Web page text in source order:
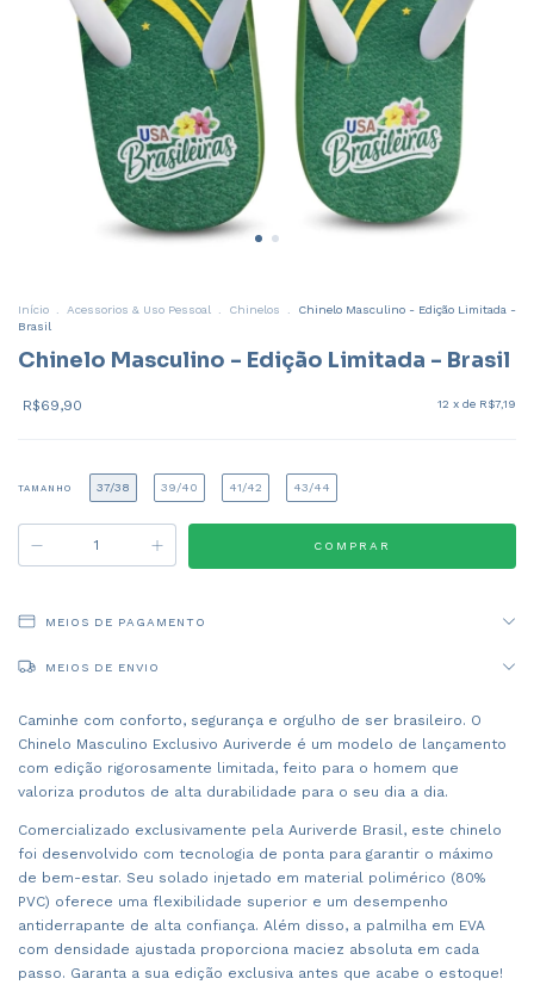
Início . Acessorios & Uso Pessoal . Chinelos .
Chinelo Masculino - Edição Limitada -
Brasil
Chinelo Masculino - Edição Limitada - Brasil
R$69,90 12 x de R$7,19
TAMANHO 37/38 39/40 41/42 43/44
MEIOS DE PAGAMENTO
MEIOS DE ENVIO
Caminhe com conforto, segurança e orgulho de ser brasileiro. O
Chinelo Masculino Exclusivo Auriverde é um modelo de lançamento
com edição rigorosamente limitada, feito para o homem que
valoriza produtos de alta durabilidade para o seu dia a dia.
Comercializado exclusivamente pela Auriverde Brasil, este chinelo
foi desenvolvido com tecnologia de ponta para garantir o máximo
de bem-estar. Seu solado injetado em material polimérico (80%
PVC) oferece uma flexibilidade superior e um desempenho
antiderrapante de alta confiança. Além disso, a palmilha em EVA
com densidade ajustada proporciona maciez absoluta em cada
passo. Garanta a sua edição exclusiva antes que acabe o estoque!